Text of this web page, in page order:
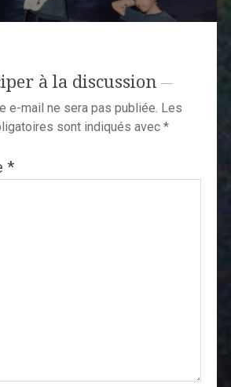
à la discussion
e-mail ne sera pas publiée. Les
sont indiqués avec *
*